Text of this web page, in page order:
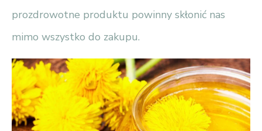
prozdrowotne produktu powinny skłonić nas
mimo wszystko do zakupu.